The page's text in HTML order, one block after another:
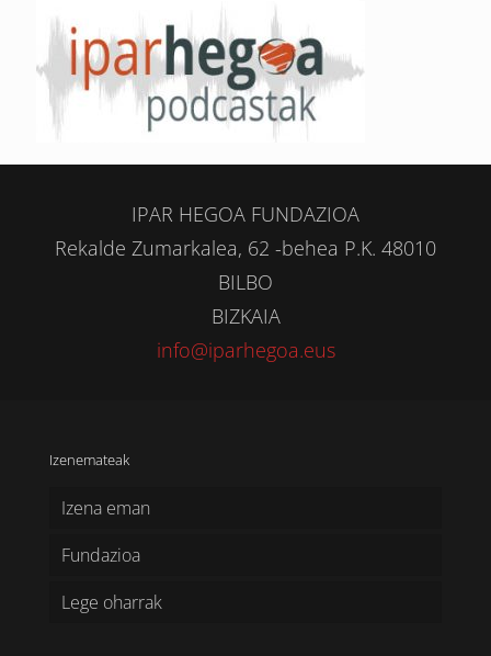
IPAR HEGOA FUNDAZIOA
Rekalde Zumarkalea, 62 -behea P.K. 48010
BILBO
BIZKAIA
info@iparhegoa.eus
Izenemateak
Izena eman
Fundazioa
Lege oharrak